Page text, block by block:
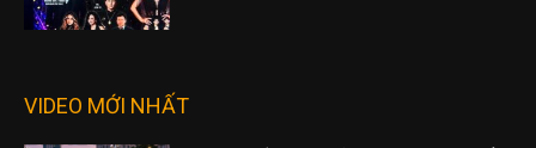
VIDEO MỚI NHẤT